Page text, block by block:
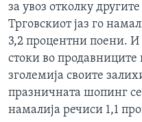
за увоз отколку
Трговскиот јаз го
3,2 процентни поени. И
стоки во
зголемија своите
празничната шопинг
намалија речиси 1,1